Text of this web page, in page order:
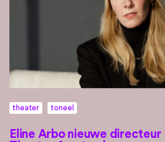
theater toneel
Eline Arbo nieuwe directeur